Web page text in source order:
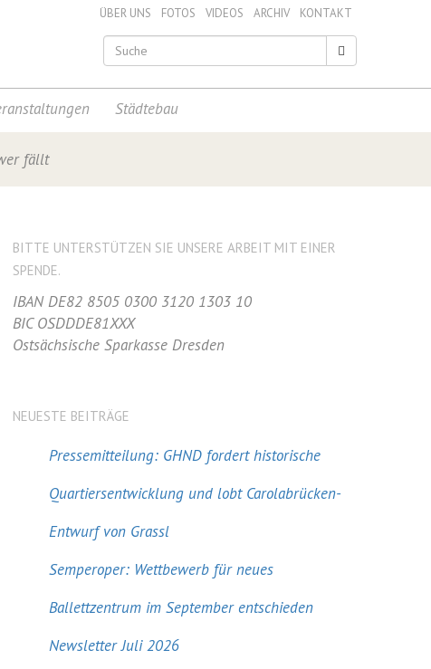
ÜBER UNS FOTOS VIDEOS ARCHIV KONTAKT
Städtebau
fällt
BITTE UNTERSTÜTZEN SIE UNSERE ARBEIT MIT EINER
SPENDE.
IBAN DE82 8505 0300 3120 1303 10
BIC OSDDDE81XXX
Ostsächsische Sparkasse Dresden
NEUESTE BEITRÄGE
Pressemitteilung: GHND fordert historische
Quartiersentwicklung und lobt Carolabrücken-
Entwurf von Grassl
Semperoper: Wettbewerb für neues
Ballettzentrum im September entschieden
Newsletter Juli 2026